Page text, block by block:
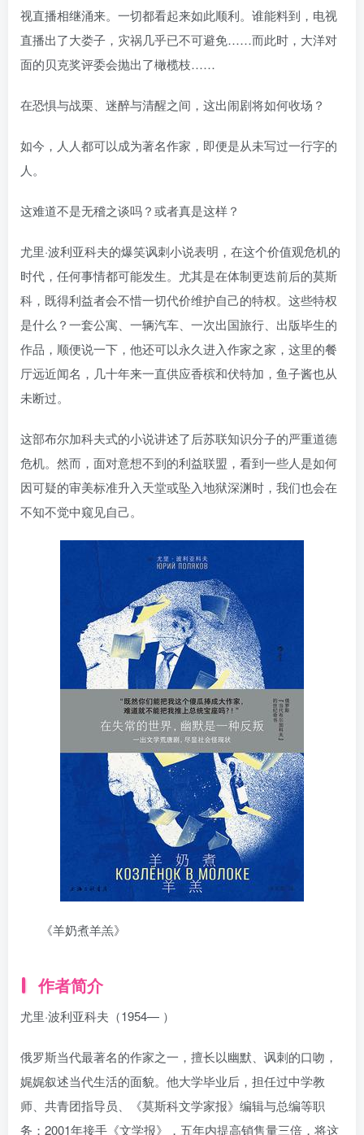
视直播相继涌来。一切都看起来如此顺利。谁能料到，电视
直播出了大娄子，灾祸几乎已不可避免……而此时，大洋对
面的贝克奖评委会抛出了橄榄枝……
在恐惧与战栗、迷醉与清醒之间，这出闹剧将如何收场？
如今，人人都可以成为著名作家，即便是从未写过一行字的
人。
这难道不是无稽之谈吗？或者真是这样？
尤里·波利亚科夫的爆笑讽刺小说表明，在这个价值观危机的
时代，任何事情都可能发生。尤其是在体制更迭前后的莫斯
科，既得利益者会不惜一切代价维护自己的特权。这些特权
是什么？一套公寓、一辆汽车、一次出国旅行、出版毕生的
作品，顺便说一下，他还可以永久进入作家之家，这里的餐
厅远近闻名，几十年来一直供应香槟和伏特加，鱼子酱也从
未断过。
这部布尔加科夫式的小说讲述了后苏联知识分子的严重道德
危机。然而，面对意想不到的利益联盟，看到一些人是如何
因可疑的审美标准升入天堂或坠入地狱深渊时，我们也会在
不知不觉中窥见自己。
《羊奶煮羊羔》
作者简介
尤里·波利亚科夫（1954— ）
俄罗斯当代最著名的作家之一，擅长以幽默、讽刺的口吻，
娓娓叙述当代生活的面貌。他大学毕业后，担任过中学教
师、共青团指导员、《莫斯科文学家报》编辑与总编等职
务；2001年接手《文学报》，五年内提高销售量三倍，将这